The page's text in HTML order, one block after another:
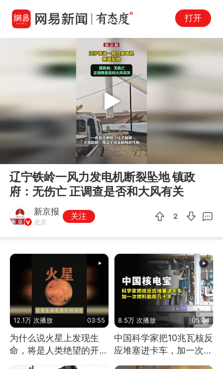
打开
Play
辽宁铁岭一风力发电机断裂坠地 镇政
府：无伤亡 正调查是否和大风有关
新京报
北京
关注 2
12.1万 次播放 03:55
为什么说火星上发现生
命，将是人类绝望的开
8.5万 次播放 05:04
中国科学家把10兆瓦核反
应堆塞进卡车，加一次燃
料能跑几十年